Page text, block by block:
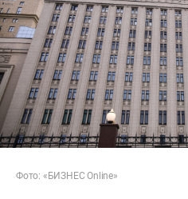
Фото: «БИЗНЕС Online»